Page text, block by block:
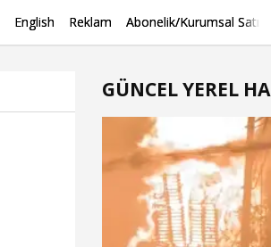
English Reklam Abonelik/Kurumsal Satış
GÜNCEL YEREL